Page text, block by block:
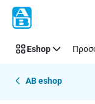
Παράλειψη
Eshop
AB eshop